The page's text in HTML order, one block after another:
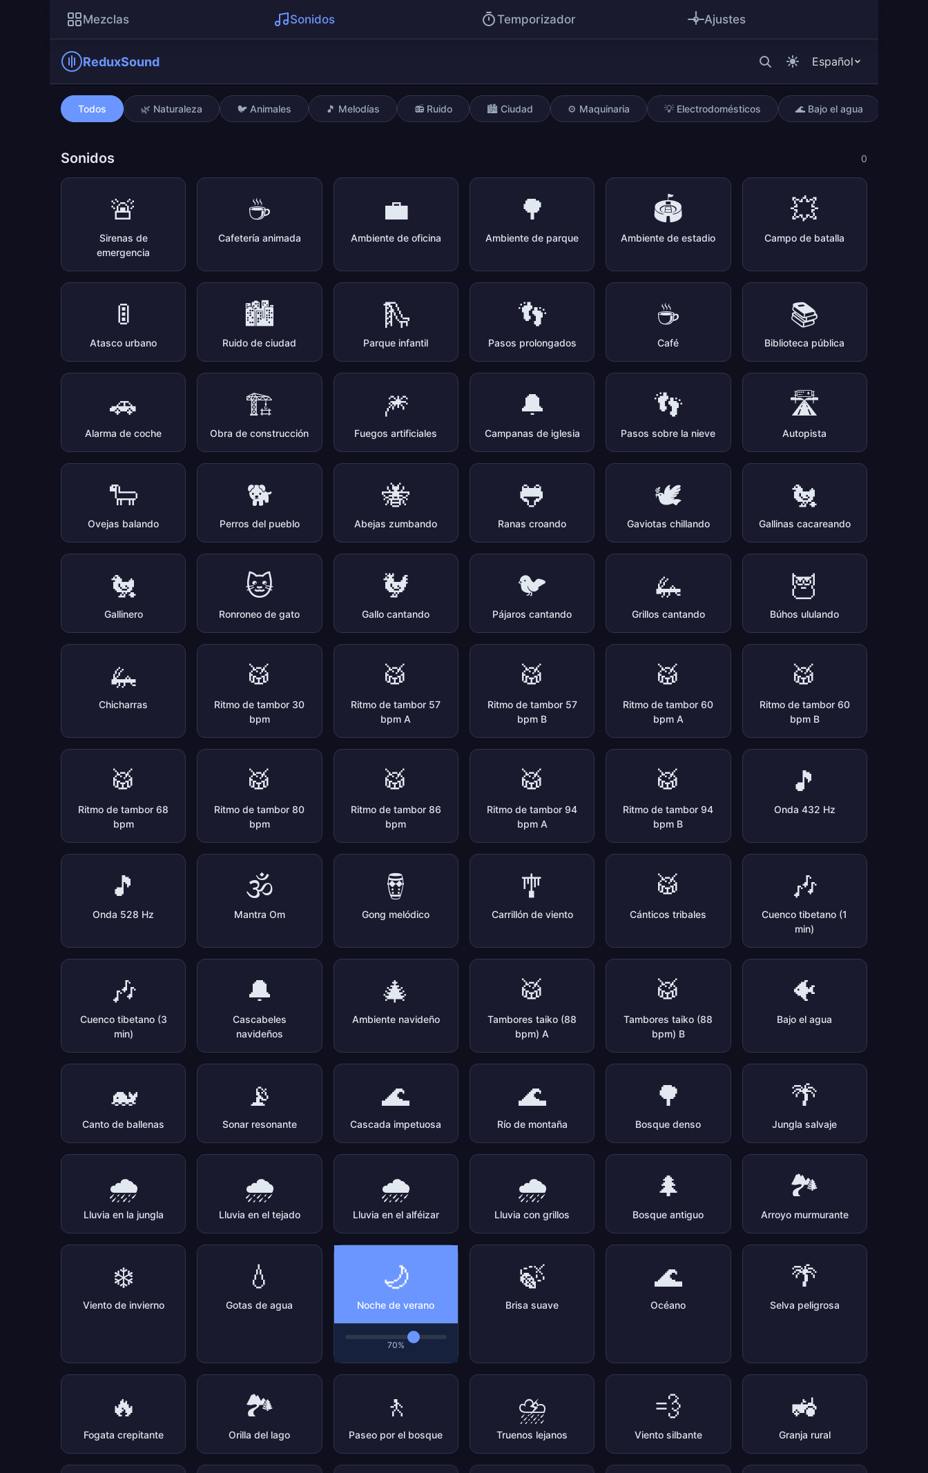
ReduxSound Español
Noche de verano
Todos 🌿 Naturaleza 🐦 Animales 🎵 Melodías 📻 Ruido 🏙️ Ciudad ⚙️ Maquinaria 💡 Electrodomésticos 🌊 Bajo el agua
Sonidos 0
🚨
Sirenas de
emergencia
☕
Cafetería animada
💼
Ambiente de oficina
🌳
Ambiente de parque
🏟️
Ambiente de estadio
💥
Campo de batalla
🚦
Atasco urbano
🏙️
Ruido de ciudad
🛝
Parque infantil
👣
Pasos prolongados
☕
Café
📚
Biblioteca pública
🚗
Alarma de coche
🏗️
Obra de construcción
🎆
Fuegos artificiales
🔔
Campanas de iglesia
👣
Pasos sobre la nieve
🛣️
Autopista
🐑
Ovejas balando
🐕
Perros del pueblo
🐝
Abejas zumbando
🐸
Ranas croando
🕊️
Gaviotas chillando
🐔
Gallinas cacareando
🐔
Gallinero
🐱
Ronroneo de gato
🐓
Gallo cantando
🐦
Pájaros cantando
🦗
Grillos cantando
🦉
Búhos ululando
🦗
Chicharras
🥁
Ritmo de tambor 30
bpm
🥁
Ritmo de tambor 57
bpm A
🥁
Ritmo de tambor 57
bpm B
🥁
Ritmo de tambor 60
bpm A
🥁
Ritmo de tambor 60
bpm B
🥁
Ritmo de tambor 68
bpm
🥁
Ritmo de tambor 80
bpm
🥁
Ritmo de tambor 86
bpm
🥁
Ritmo de tambor 94
bpm A
🥁
Ritmo de tambor 94
bpm B
🎵
Onda 432 Hz
🎵
Onda 528 Hz
🕉️
Mantra Om
🪘
Gong melódico
🎐
Carrillón de viento
🥁
Cánticos tribales
🎶
Cuenco tibetano (1
min)
🎶
Cuenco tibetano (3
min)
🔔
Cascabeles
navideños
🎄
Ambiente navideño
🥁
Tambores taiko (88
bpm) A
🥁
Tambores taiko (88
bpm) B
🐠
Bajo el agua
🐋
Canto de ballenas
📡
Sonar resonante
🌊
Cascada impetuosa
🌊
Río de montaña
🌳
Bosque denso
🌴
Jungla salvaje
🌧️
Lluvia en la jungla
🌧️
Lluvia en el tejado
🌧️
Lluvia en el alféizar
🌧️
Lluvia con grillos
🌲
Bosque antiguo
🏞️
Arroyo murmurante
❄️
Viento de invierno
💧
Gotas de agua
🌙
Noche de verano
70%
🍃
Brisa suave
🌊
Océano
🌴
Selva peligrosa
🔥
Fogata crepitante
🏞️
Orilla del lago
🚶
Paseo por el bosque
⛈️
Truenos lejanos
💨
Viento silbante
🚜
Granja rural
Mezclas Sonidos Temporizador Ajustes